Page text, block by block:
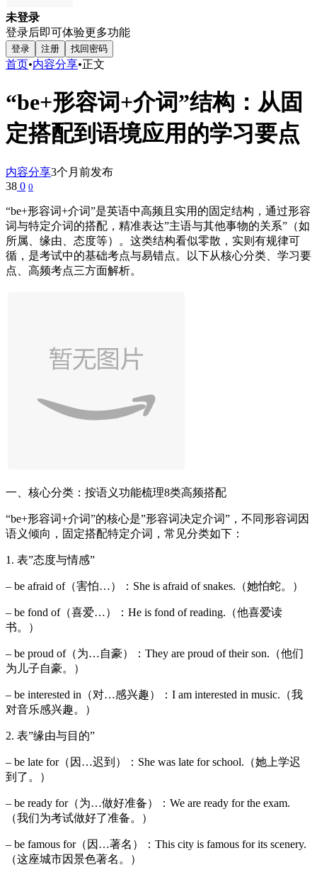
未登录
登录后即可体验更多功能
登录 注册 找回密码
首页•内容分享•正文
“be+形容词+介词”结构：从固
定搭配到语境应用的学习要点
内容分享3个月前发布
38 0 0
“be+形容词+介词”是英语中高频且实用的固定结构，通过形容
词与特定介词的搭配，精准表达”主语与其他事物的关系”（如
所属、缘由、态度等）。这类结构看似零散，实则有规律可
循，是考试中的基础考点与易错点。以下从核心分类、学习要
点、高频考点三方面解析。
一、核心分类：按语义功能梳理8类高频搭配
“be+形容词+介词”的核心是”形容词决定介词”，不同形容词因
语义倾向，固定搭配特定介词，常见分类如下：
1. 表”态度与情感”
– be afraid of（害怕…）：She is afraid of snakes.（她怕蛇。）
– be fond of（喜爱…）：He is fond of reading.（他喜爱读
书。）
– be proud of（为…自豪）：They are proud of their son.（他们
为儿子自豪。）
– be interested in（对…感兴趣）：I am interested in music.（我
对音乐感兴趣。）
2. 表”缘由与目的”
– be late for（因…迟到）：She was late for school.（她上学迟
到了。）
– be ready for（为…做好准备）：We are ready for the exam.
（我们为考试做好了准备。）
– be famous for（因…著名）：This city is famous for its scenery.
（这座城市因景色著名。）